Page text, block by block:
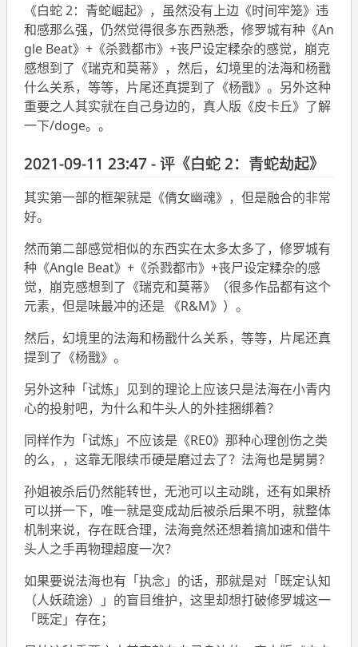
《白蛇 2：青蛇崛起》，虽然没有上边《时间牢笼》违
和感那么强，仍然觉得很多东西熟悉，修罗城有种《An
gle Beat》+《杀戮都市》+丧尸设定糅杂的感觉，崩克
感想到了《瑞克和莫蒂》，然后，幻境里的法海和杨戬
什么关系，等等，片尾还真提到了《杨戬》。另外这种
重要之人其实就在自己身边的，真人版《皮卡丘》了解
一下/doge。。
2021-09-11 23:47 - 评《白蛇 2：青蛇劫起》
其实第一部的框架就是《倩女幽魂》，但是融合的非常
好。
然而第二部感觉相似的东西实在太多太多了，修罗城有
种《Angle Beat》+《杀戮都市》+丧尸设定糅杂的感
觉，崩克感想到了《瑞克和莫蒂》（很多作品都有这个
元素，但是味最冲的还是 《R&M》）。
然后，幻境里的法海和杨戬什么关系，等等，片尾还真
提到了《杨戬》。
另外这种「试炼」见到的理论上应该只是法海在小青内
心的投射吧，为什么和牛头人的外挂捆绑着？
同样作为「试炼」不应该是《RE0》那种心理创伤之类
的么，，这靠无限续币硬是磨过去了？法海也是舅舅？
孙姐被杀后仍然能转世，无池可以主动跳，还有如果桥
可以拼一下，唯一就是变成劫后被杀后果不明，就整体
机制来说，存在既合理，法海竟然还想着搞加速和借牛
头人之手再物理超度一次？
如果要说法海也有「执念」的话，那就是对「既定认知
（人妖疏途）」的盲目维护，这里却想打破修罗城这一
「既定」存在；